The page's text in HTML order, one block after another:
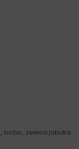
, božur, zelena jabuka